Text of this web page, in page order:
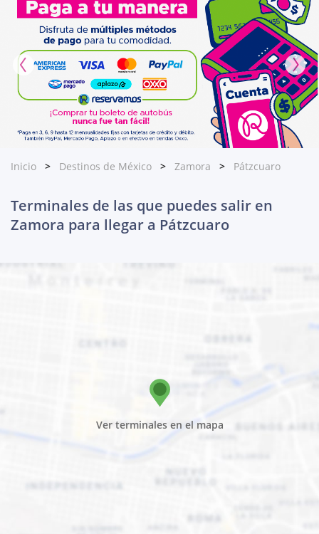
Inicio Destinos de México Zamora Pátzcuaro
Terminales de las que puedes salir en
Zamora para llegar a Pátzcuaro
Ver terminales en el mapa